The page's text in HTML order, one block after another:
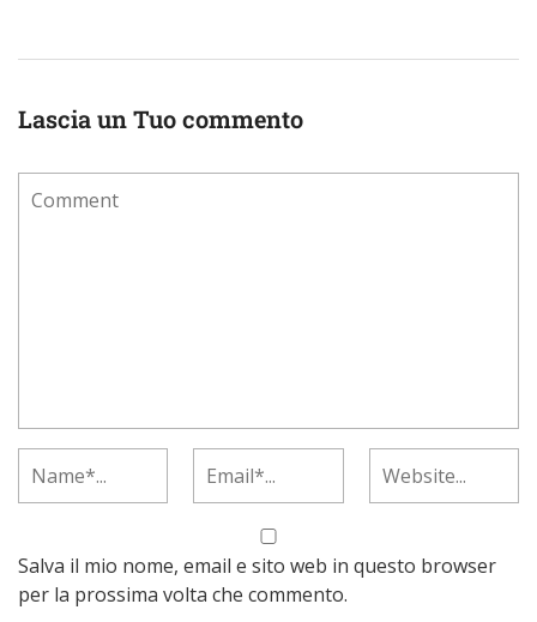
Lascia un Tuo commento
Salva il mio nome, email e sito web in questo browser
per la prossima volta che commento.